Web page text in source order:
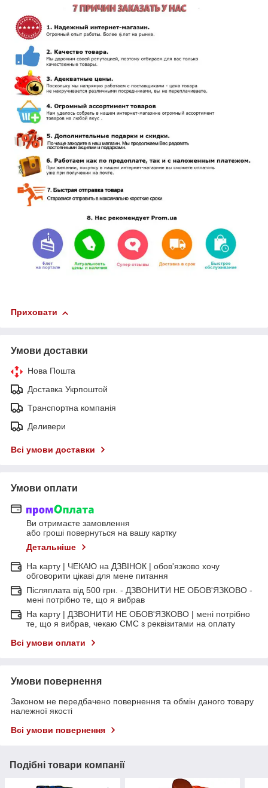
Приховати
Умови доставки
Нова Пошта
Доставка Укрпоштой
Транспортна компанія
Деливери
Всі умови доставки
Умови оплати
Ви отримаєте замовлення
або гроші повернуться на вашу картку
Детальніше
На карту | ЧЕКАЮ на ДЗВІНОК | обов'язково хочу
обговорити цікаві для мене питання
Післяплата від 500 грн. - ДЗВОНИТИ НЕ ОБОВ'ЯЗКОВО -
мені потрібно те, що я вибрав
На карту | ДЗВОНИТИ НЕ ОБОВ'ЯЗКОВО | мені потрібно
те, що я вибрав, чекаю СМС з реквізитами на оплату
Всі умови оплати
Умови повернення
Законом не передбачено повернення та обмін даного товару
належної якості
Всі умови повернення
Подібні товари компанії